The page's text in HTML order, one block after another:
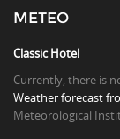
METEO
Classic Hotel
Currently, there is
Weather forecast
Meteorological